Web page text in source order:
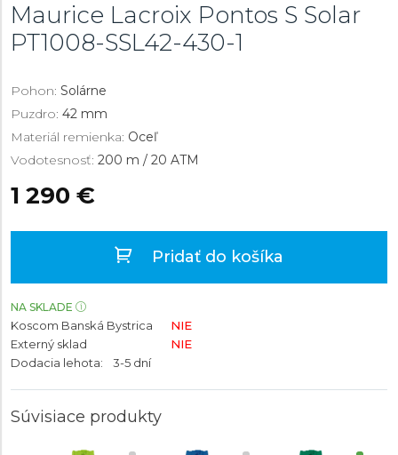
Maurice Lacroix Pontos S Solar
PT1008-SSL42-430-1
Pohon: Solárne
Puzdro: 42 mm
Materiál remienka: Oceľ
Vodotesnosť: 200 m / 20 ATM
1 290 €
Pridať do košíka
NA SKLADE
Koscom Banská Bystrica
NIE
Externý sklad
NIE
Dodacia lehota:
3-5 dní
Súvisiace produkty